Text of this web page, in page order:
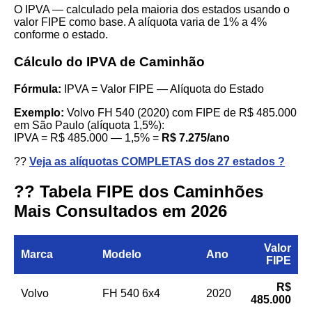
O IPVA — calculado pela maioria dos estados usando o
valor FIPE como base. A alíquota varia de 1% a 4%
conforme o estado.
Cálculo do IPVA de Caminhão
Fórmula: IPVA = Valor FIPE — Alíquota do Estado
Exemplo: Volvo FH 540 (2020) com FIPE de R$ 485.000
em São Paulo (alíquota 1,5%):
IPVA = R$ 485.000 — 1,5% = R$ 7.275/ano
?? Veja as alíquotas COMPLETAS dos 27 estados ?
?? Tabela FIPE dos Caminhões
Mais Consultados em 2026
Marca Modelo Ano
Valor
FIPE
Volvo FH 540 6x4 2020
R$
485.000